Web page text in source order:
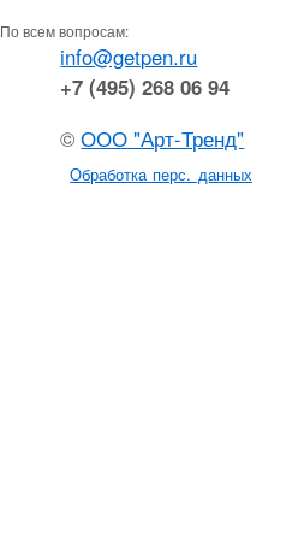
По всем вопросам:
info@getpen.ru
+7 (495) 268 06 94
©ООО "Арт-Тренд"
Обработка перс. данных